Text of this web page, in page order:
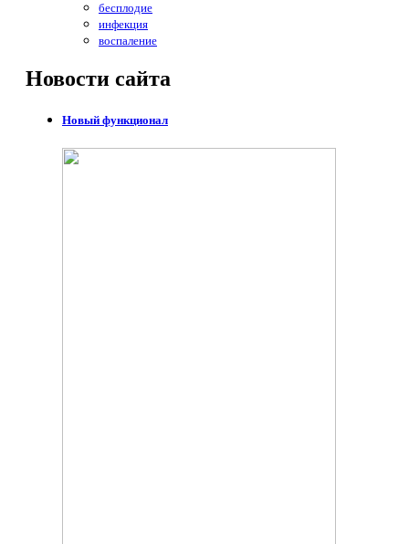
бесплодие
инфекция
воспаление
Новости сайта
Новый функционал